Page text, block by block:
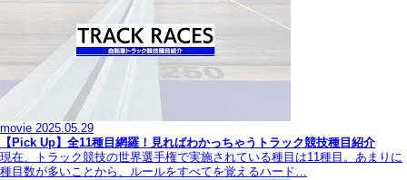
movie 2025.05.29
【Pick Up】全11種目網羅！見ればわかっちゃうトラック競技種目紹介
現在、トラック競技の世界選手権で実施されている種目は11種目。あまりに
種目数が多いことから、ルールをすべてを覚えるハード…